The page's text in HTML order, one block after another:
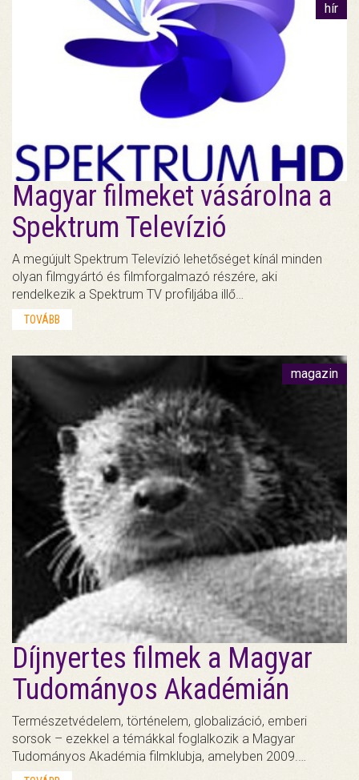
hír
Magyar filmeket vásárolna a
Spektrum Televízió
A megújult Spektrum Televízió lehetőséget kínál minden
olyan filmgyártó és filmforgalmazó részére, aki
rendelkezik a Spektrum TV profiljába illő…
TOVÁBB
magazin
Díjnyertes filmek a Magyar
Tudományos Akadémián
Természetvédelem, történelem, globalizáció, emberi
sorsok – ezekkel a témákkal foglalkozik a Magyar
Tudományos Akadémia filmklubja, amelyben 2009.…